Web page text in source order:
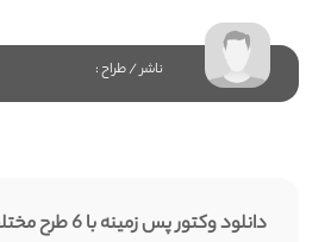
ناشر / طراح :
دانلود وکتور پس زمینه با 6 طرح مختلف گل